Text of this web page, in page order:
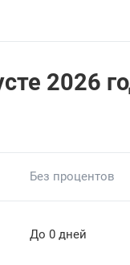
2026
Без процентов
До 0 дней